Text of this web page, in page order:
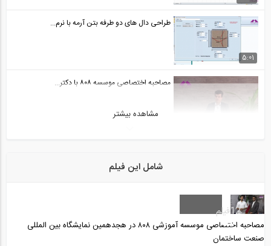
5:01
طراحی دال های دو طرفه بتن آرمه با نرم...
مصاحبه اختصاصی موسسه ۸۰۸ با دکتر...
81:41
مشاهده بیشتر
شامل این فیلم
مصاحبه اختصاصی موسسه آموزشی ۸۰۸ در هجدهمین نمایشگاه بین المللی
صنعت ساختمان
12فیلم